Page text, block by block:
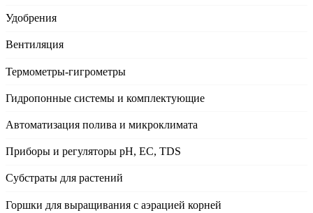
Удобрения
Вентиляция
Термометры-гигрометры
Гидропонные системы и комплектующие
Автоматизация полива и микроклимата
Приборы и регуляторы рН, EC, TDS
Субстраты для растений
Горшки для выращивания с аэрацией корней